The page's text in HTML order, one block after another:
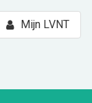
Mijn LVNT